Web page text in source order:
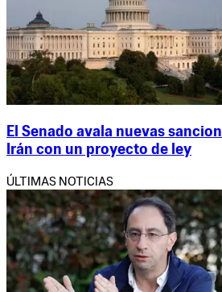
El Senado avala nuevas
Irán con un proyecto de ley
ÚLTIMAS NOTICIAS